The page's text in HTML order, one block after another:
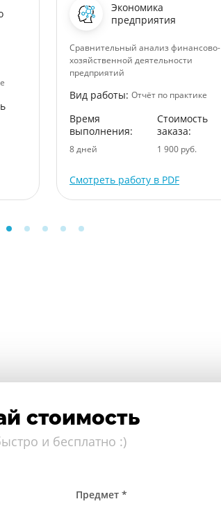
Экономика
предприятия
Сравнительный анализ финансово-
хозяйственной деятельности
предприятий
Вид работы: Отчёт по практике
Время
выполнения:
8 дней
Стоимость
заказа:
1 900 руб.
Смотреть работу в PDF
стоимость
и бесплатно :)
Предмет *